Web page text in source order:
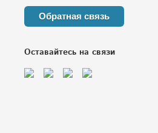
Обратная связь
Оставайтесь на связи